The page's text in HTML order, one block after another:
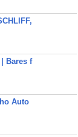
Bares f
Auto